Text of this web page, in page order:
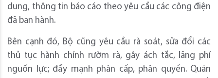
dung, thông tin báo cáo theo yêu cầu các công điện
đã ban hành.
Bên cạnh đó, Bộ cũng yêu cầu rà soát, sửa đổi các
thủ tục hành chính rườm rà, gây ách tắc, lãng phí
nguồn lực; đẩy mạnh phân cấp, phân quyền. Quán